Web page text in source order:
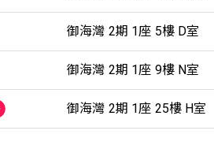
御海灣 2期 1座 5樓 D室
御海灣 2期 1座 9樓 N室
御海灣 2期 1座 25樓 H室